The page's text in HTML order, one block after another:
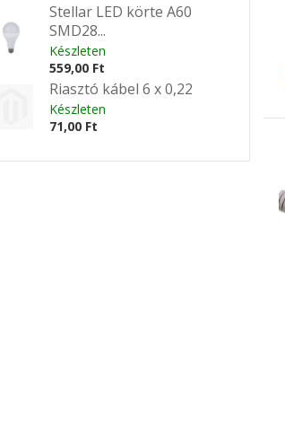
Stellar LED körte A60
SMD28...
Készleten
559,00 Ft
Riasztó kábel 6 x 0,22
Készleten
71,00 Ft